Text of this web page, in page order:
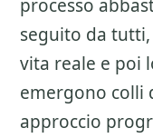
processo
seguito da
vita reale e poi
emergono colli
approccio